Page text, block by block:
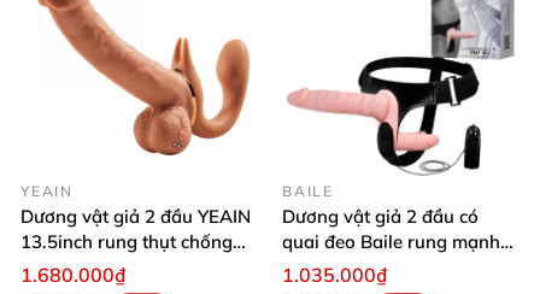
YEAIN
Dương vật giả 2 đầu YEAIN
13.5inch rung thụt chống
nước sạc pin
1.680.000₫
BAILE
Dương vật giả 2 đầu có
quai đeo Baile rung mạnh
điều khiển remote
1.035.000₫